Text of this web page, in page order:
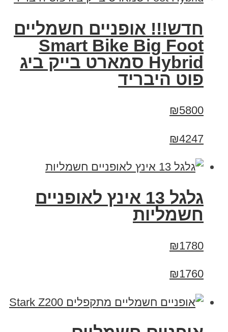
חדש!!! אופניים חשמליים
Smart Bike Big Foot
Hybrid סמארט בייק ביג
פוט היבריד
₪5800
₪4247
גלגל 13 אינץ לאופניים
חשמליות
₪1780
₪1760